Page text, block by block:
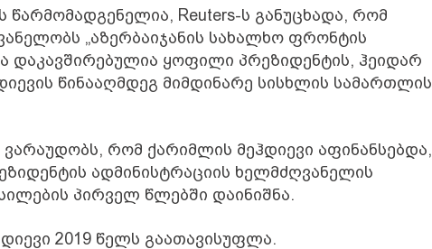
Reuters-ს განუცხადა, რომ
„აზერბაიჯანის სახალხო ფრონტის
დაკავშირებულია ყოფილი პრეზიდენტის, ჰეიდარ
წინააღმდეგ მიმდინარე სისხლის სამართლის
რომ ქარიმლის მეჰდიევი აფინანსებდა,
ადმინისტრაციის ხელმძღვანელის
პირველ წლებში დაინიშნა.
2019 წელს გაათავისუფლა.